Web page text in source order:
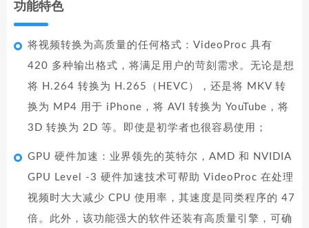
功能特色
将视频转换为高质量的任何格式：VideoProc 具有
420 多种输出格式，将满足用户的苛刻需求。无论是想
将 H.264 转换为 H.265（HEVC），还是将 MKV 转
换为 MP4 用于 iPhone，将 AVI 转换为 YouTube，将
3D 转换为 2D 等。即使是初学者也很容易使用；
GPU 硬件加速：业界领先的英特尔，AMD 和 NVIDIA
GPU Level -3 硬件加速技术可帮助 VideoProc 在处理
视频时大大减少 CPU 使用率，其速度是同类程序的 47
倍。此外，该功能强大的软件还装有高质量引擎，可确